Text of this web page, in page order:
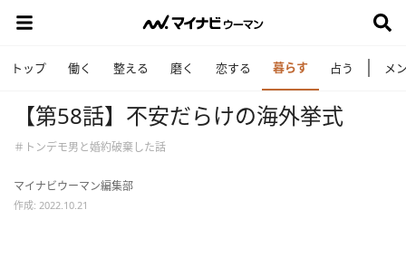
トップ 働く 整える 磨く 恋する 暮らす 占う メ
【第58話】不安だらけの海外挙式
＃トンデモ男と婚約破棄した話
マイナビウーマン編集部
作成: 2022.10.21